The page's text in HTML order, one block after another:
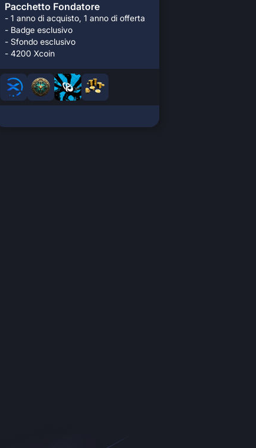
Pacchetto Fondatore
- 1 anno di acquisto, 1 anno di offerta
- Badge esclusivo
- Sfondo esclusivo
- 4200 Xcoin